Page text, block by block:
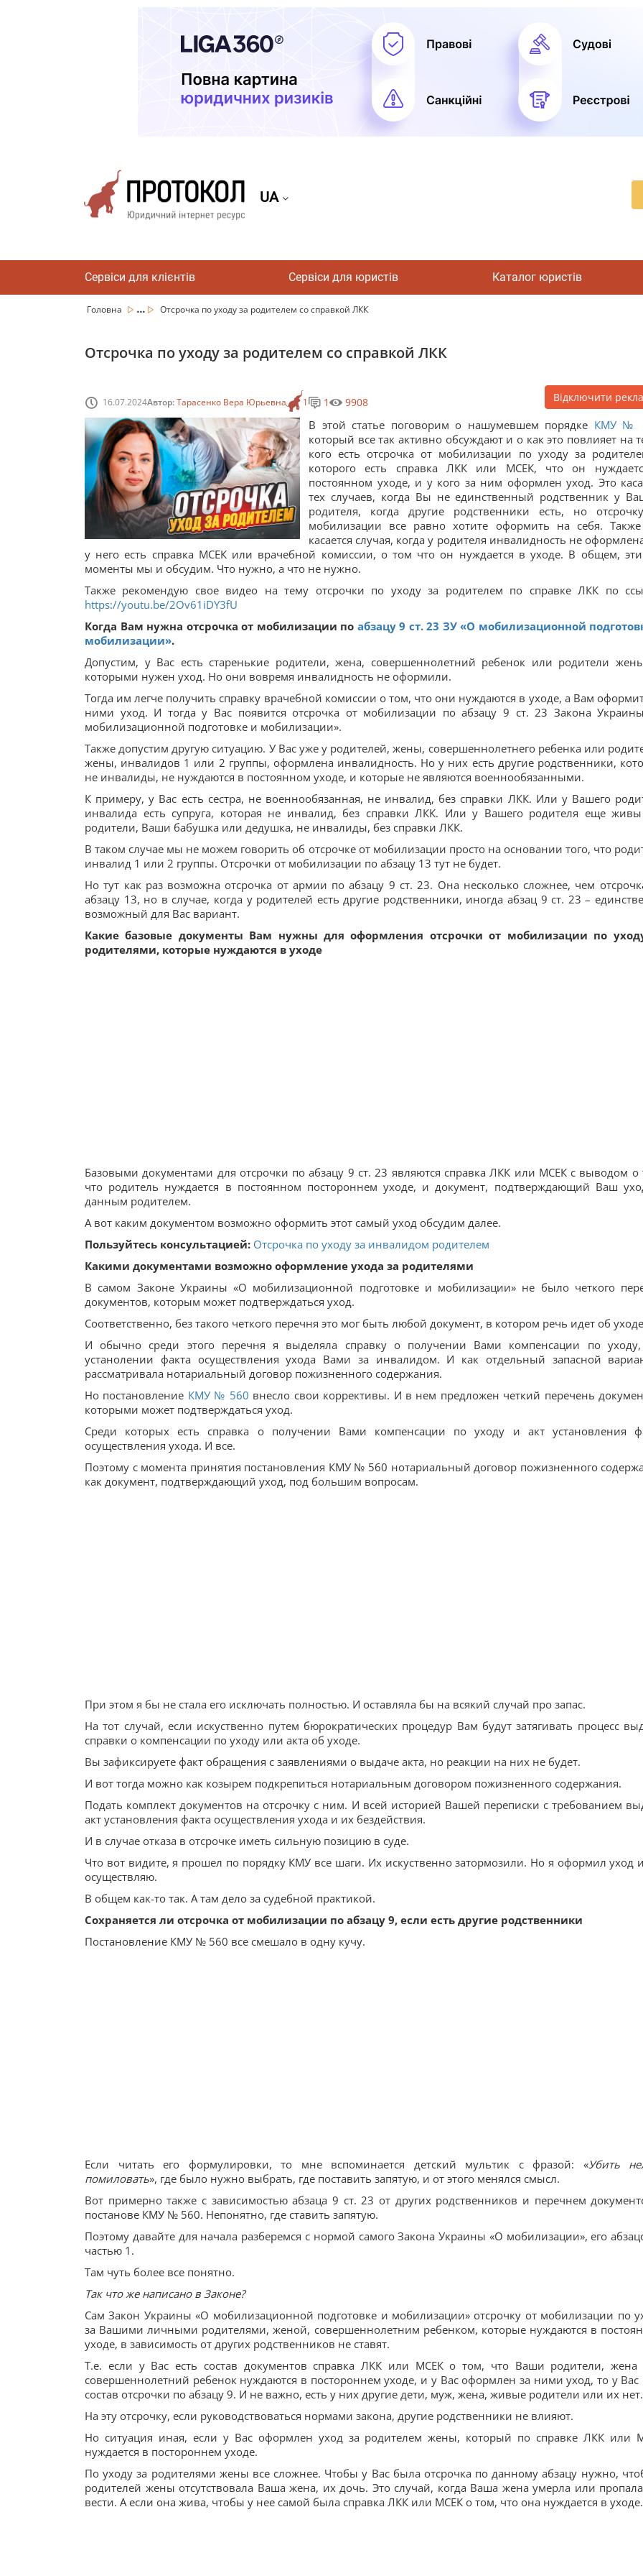
UA
Сервіси для клієнтів Сервіси для юристів Каталог юристів
Головна ... Отсрочка по уходу за родителем со справкой ЛКК
Отсрочка по уходу за родителем со справкой ЛКК
16.07.2024Автор:Тарасенко Вера Юрьевна 1 1 9908 Відключити
В этой статье поговорим о нашумевшем порядке КМУ №
который все так активно обсуждают и о как это повлияет на
кого есть отсрочка от мобилизации по уходу за
которого есть справка ЛКК или МСЕК, что он
постоянном уходе, и у кого за ним оформлен уход. Это
тех случаев, когда Вы не единственный родственник у
родителя, когда другие родственники есть, но
мобилизации все равно хотите оформить на себя.
касается случая, когда у родителя инвалидность не
у него есть справка МСЕК или врачебной комиссии, о том что он нуждается в уходе. В общем,
моменты мы и обсудим. Что нужно, а что не нужно.
Также рекомендую свое видео на тему отсрочки по уходу за родителем по справке ЛКК по
https://youtu.be/2Ov61iDY3fU
Когда Вам нужна отсрочка от мобилизации по абзацу 9 ст. 23 ЗУ «О мобилизационной
мобилизации».
Допустим, у Вас есть старенькие родители, жена, совершеннолетний ребенок или родители
которыми нужен уход. Но они вовремя инвалидность не оформили.
Тогда им легче получить справку врачебной комиссии о том, что они нуждаются в уходе, а Вам
ними уход. И тогда у Вас появится отсрочка от мобилизации по абзацу 9 ст. 23 Закона
мобилизационной подготовке и мобилизации».
Также допустим другую ситуацию. У Вас уже у родителей, жены, совершеннолетнего ребенка или
жены, инвалидов 1 или 2 группы, оформлена инвалидность. Но у них есть другие родственники,
не инвалиды, не нуждаются в постоянном уходе, и которые не являются военнообязанными.
К примеру, у Вас есть сестра, не военнообязанная, не инвалид, без справки ЛКК. Или у Вашего
инвалида есть супруга, которая не инвалид, без справки ЛКК. Или у Вашего родителя еще
родители, Ваши бабушка или дедушка, не инвалиды, без справки ЛКК.
В таком случае мы не можем говорить об отсрочке от мобилизации просто на основании того, что
инвалид 1 или 2 группы. Отсрочки от мобилизации по абзацу 13 тут не будет.
Но тут как раз возможна отсрочка от армии по абзацу 9 ст. 23. Она несколько сложнее, чем
абзацу 13, но в случае, когда у родителей есть другие родственники, иногда абзац 9 ст. 23 –
возможный для Вас вариант.
Какие базовые документы Вам нужны для оформления отсрочки от мобилизации по
родителями, которые нуждаются в уходе
Базовыми документами для отсрочки по абзацу 9 ст. 23 являются справка ЛКК или МСЕК с выводом о
что родитель нуждается в постоянном постороннем уходе, и документ, подтверждающий Ваш
данным родителем.
А вот каким документом возможно оформить этот самый уход обсудим далее.
Пользуйтесь консультацией: Отсрочка по уходу за инвалидом родителем
Какими документами возможно оформление ухода за родителями
В самом Законе Украины «О мобилизационной подготовке и мобилизации» не было четкого
документов, которым может подтверждаться уход.
Соответственно, без такого четкого перечня это мог быть любой документ, в котором речь идет об
И обычно среди этого перечня я выделяла справку о получении Вами компенсации по уходу,
устанолении факта осуществления ухода Вами за инвалидом. И как отдельный запасной
рассматривала нотариальный договор пожизненного содержания.
Но постановление КМУ № 560 внесло свои коррективы. И в нем предложен четкий перечень
которыми может подтверждаться уход.
Среди которых есть справка о получении Вами компенсации по уходу и акт установления
осуществления ухода. И все.
Поэтому с момента принятия постановления КМУ № 560 нотариальный договор пожизненного
как документ, подтверждающий уход, под большим вопросам.
При этом я бы не стала его исключать полностью. И оставляла бы на всякий случай про запас.
На тот случай, если искуственно путем бюрократических процедур Вам будут затягивать процесс
справки о компенсации по уходу или акта об уходе.
Вы зафиксируете факт обращения с заявлениями о выдаче акта, но реакции на них не будет.
И вот тогда можно как козырем подкрепиться нотариальным договором пожизненного содержания.
Подать комплект документов на отсрочку с ним. И всей историей Вашей переписки с требованием
акт установления факта осуществления ухода и их бездействия.
И в случае отказа в отсрочке иметь сильную позицию в суде.
Что вот видите, я прошел по порядку КМУ все шаги. Их искуственно затормозили. Но я оформил уход
осуществляю.
В общем как-то так. А там дело за судебной практикой.
Сохраняется ли отсрочка от мобилизации по абзацу 9, если есть другие родственники
Постановление КМУ № 560 все смешало в одну кучу.
Если читать его формулировки, то мне вспоминается детский мультик с фразой: «Убить
помиловать», где было нужно выбрать, где поставить запятую, и от этого менялся смысл.
Вот примерно также с зависимостью абзаца 9 ст. 23 от других родственников и перечнем
постанове КМУ № 560. Непонятно, где ставить запятую.
Поэтому давайте для начала разберемся с нормой самого Закона Украины «О мобилизации», его
частью 1.
Там чуть более все понятно.
Так что же написано в Законе?
Сам Закон Украины «О мобилизационной подготовке и мобилизации» отсрочку от мобилизации по
за Вашими личными родителями, женой, совершеннолетним ребенком, которые нуждаются в
уходе, в зависимость от других родственников не ставят.
Т.е. если у Вас есть состав документов справка ЛКК или МСЕК о том, что Ваши родители, жена
совершеннолетний ребенок нуждаются в постороннем уходе, и у Вас оформлен за ними уход, то у Вас
состав отсрочки по абзацу 9. И не важно, есть у них другие дети, муж, жена, живые родители или их нет.
На эту отсрочку, если руководствоваться нормами закона, другие родственники не влияют.
Но ситуация иная, если у Вас оформлен уход за родителем жены, который по справке ЛКК или
нуждается в постороннем уходе.
По уходу за родителями жены все сложнее. Чтобы у Вас была отсрочка по данному абзацу нужно,
родителей жены отсутствовала Ваша жена, их дочь. Это случай, когда Ваша жена умерла или
вести. А если она жива, чтобы у нее самой была справка ЛКК или МСЕК о том, что она нуждается в уходе.